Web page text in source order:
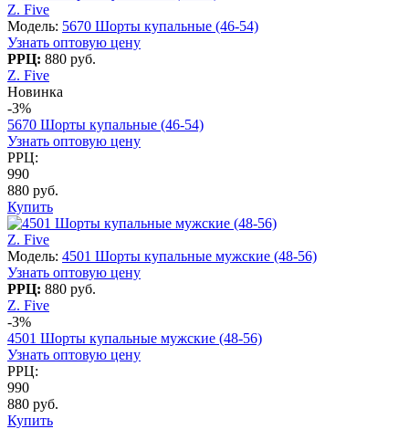
Z. Five
Модель: 5670 Шорты купальные (46-54)
Узнать оптовую цену
РРЦ: 880 руб.
Z. Five
Новинка
-3%
5670 Шорты купальные (46-54)
Узнать оптовую цену
РРЦ:
990
880 руб.
Купить
Z. Five
Модель: 4501 Шорты купальные мужские (48-56)
Узнать оптовую цену
РРЦ: 880 руб.
Z. Five
-3%
4501 Шорты купальные мужские (48-56)
Узнать оптовую цену
РРЦ:
990
880 руб.
Купить